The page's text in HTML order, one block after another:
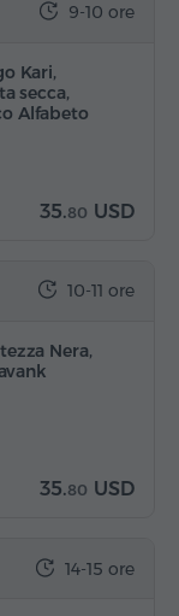
Kari,
secca,
Alfabeto
9-10 ore
35.80 USD
Nera,
10-11 ore
35.80 USD
14-15 ore